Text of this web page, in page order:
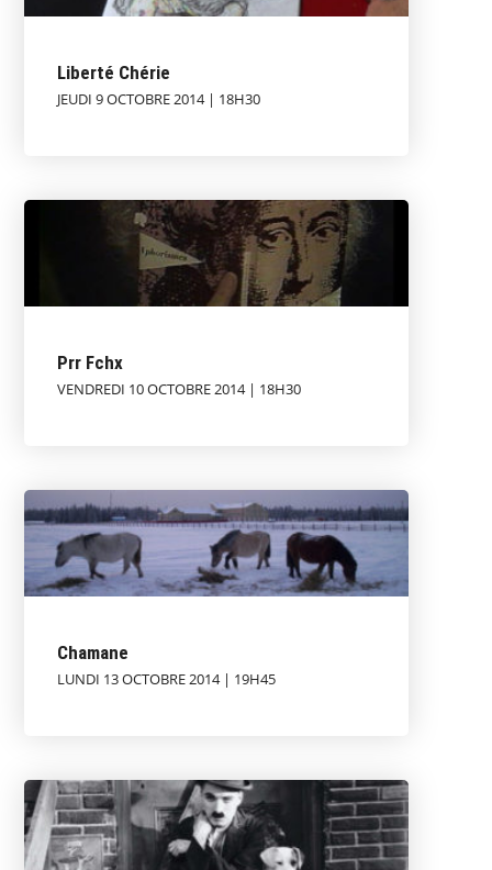
Liberté Chérie
JEUDI 9 OCTOBRE 2014 | 18H30
Prr Fchx
VENDREDI 10 OCTOBRE 2014 | 18H30
Chamane
LUNDI 13 OCTOBRE 2014 | 19H45